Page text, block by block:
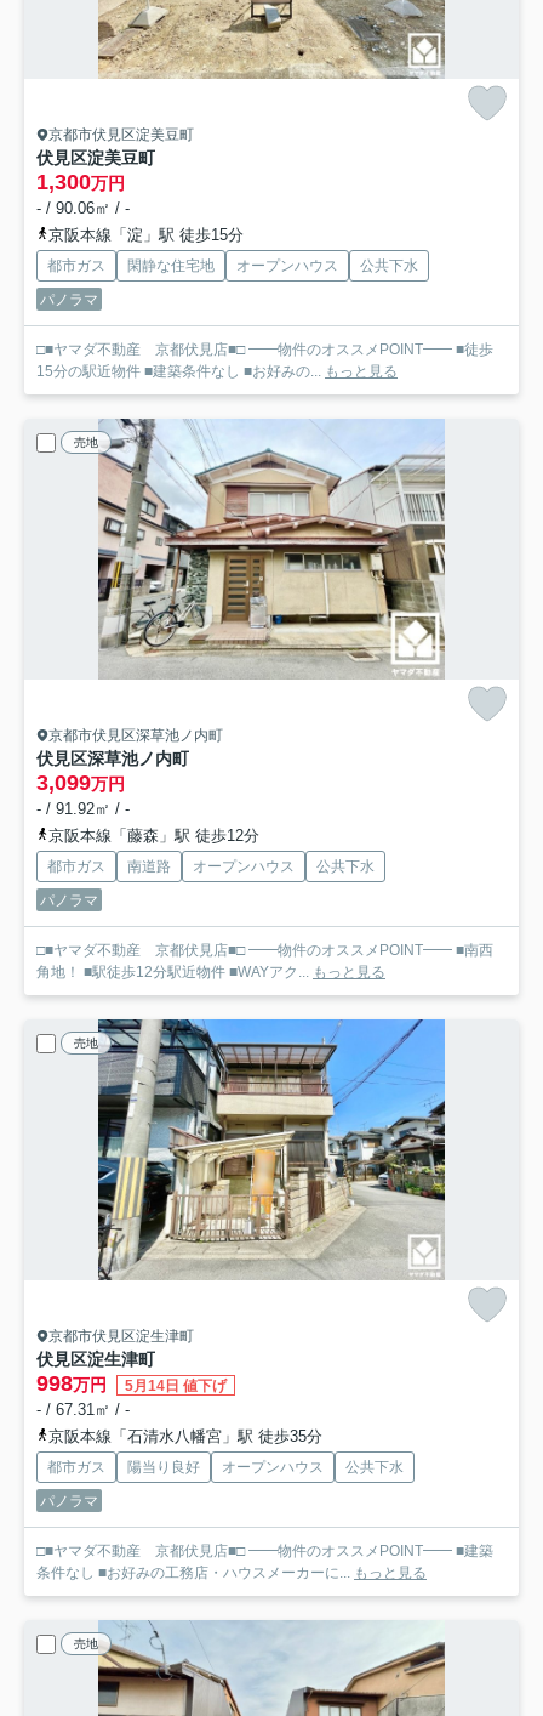
京都市伏見区淀美豆町
伏見区淀美豆町
1,300万円
- / 90.06㎡ / -
京阪本線「淀」駅 徒歩15分
都市ガス 閑静な住宅地 オープンハウス
公共下水
パノラマ
□■ヤマダ不動産 京都伏見店■□ ━━物件のオススメPOINT━━ ■徒歩
15分の駅近物件 ■建築条件なし ■お好みの... もっと見る
売地
京都市伏見区深草池ノ内町
伏見区深草池ノ内町
3,099万円
- / 91.92㎡ / -
京阪本線「藤森」駅 徒歩12分
都市ガス 南道路 オープンハウス
公共下水
パノラマ
□■ヤマダ不動産 京都伏見店■□ ━━物件のオススメPOINT━━ ■南西
角地！ ■駅徒歩12分駅近物件 ■WAYアク... もっと見る
売地
京都市伏見区淀生津町
伏見区淀生津町
998万円 5月14日 値下げ
- / 67.31㎡ / -
京阪本線「石清水八幡宮」駅 徒歩35分
都市ガス 陽当り良好 オープンハウス
公共下水
パノラマ
□■ヤマダ不動産 京都伏見店■□ ━━物件のオススメPOINT━━ ■建築
条件なし ■お好みの工務店・ハウスメーカーに... もっと見る
売地